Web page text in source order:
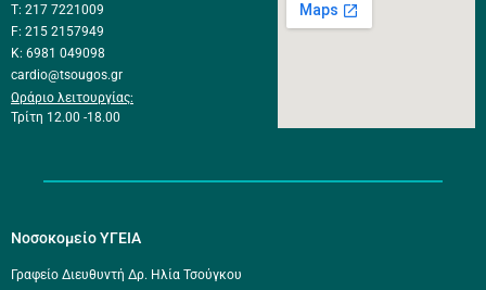
Τ: 217 7221009
F: 215 2157949
K: 6981 049098
cardio@tsougos.gr
Ωράριο λειτουργίας:
Τρίτη 12.00 -18.00
Νοσοκομείο ΥΓΕΙΑ
Γραφείο Διευθυντή Δρ. Ηλία Τσούγκου